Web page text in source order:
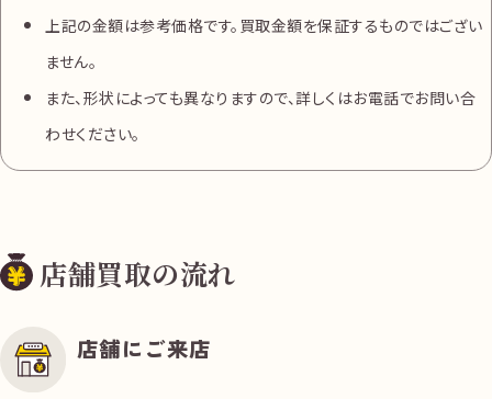
上記の金額は参考価格です。買取金額を保証するものではござい
ません。
また、形状によっても異なりますので、詳しくはお電話でお問い合
わせください。
店舗買取の流れ
店舗にご来店